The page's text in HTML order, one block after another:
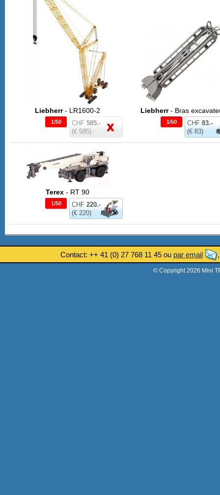
Liebherr- LR1600-2
CHF 585.-
(€ 585)
1/50
Liebherr- Bras
CHF 83.-
(€ 83)
1/50
Terex - RT 90
CHF 220.-
(€ 220)
1/50
Contact: ++ 41 (0) 27 768 11 45 ou par email
© Copyright 2026 Mini